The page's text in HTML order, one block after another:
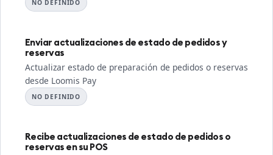
NO DEFINIDO
Enviar actualizaciones de estado de pedidos y
reservas
Actualizar estado de preparación de pedidos o reservas
desde Loomis Pay
NO DEFINIDO
Recibe actualizaciones de estado de pedidos o
reservas en su POS